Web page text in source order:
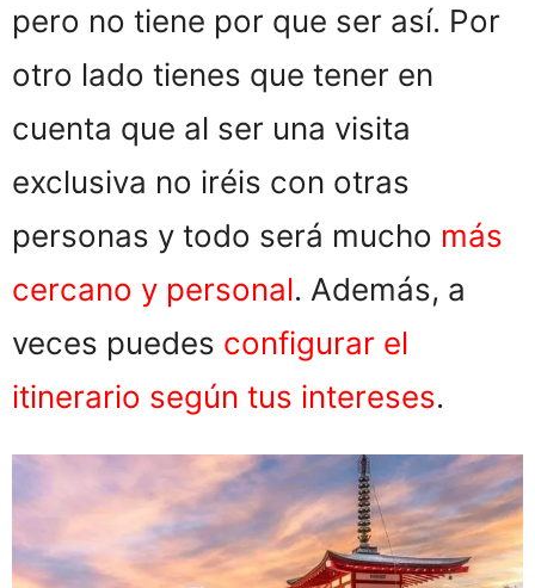
pero no tiene por que ser así. Por
otro lado tienes que tener en
cuenta que al ser una visita
exclusiva no iréis con otras
personas y todo será mucho más
cercano y personal. Además, a
veces puedes configurar el
itinerario según tus intereses.